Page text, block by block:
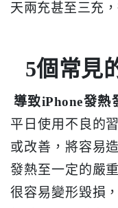
天兩充甚至三充
5個常見
導致iPhone發熱
平日使用不良的
或改善，將容易
發熱至一定的嚴
很容易變形毀損